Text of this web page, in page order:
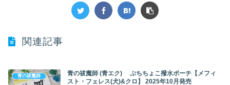
関連記事
青の祓魔師
青の祓魔師 (青エク) ぷちちょこ撥水ポーチ【メフィ
スト・フェレス(犬)&クロ】 2025年10月発売